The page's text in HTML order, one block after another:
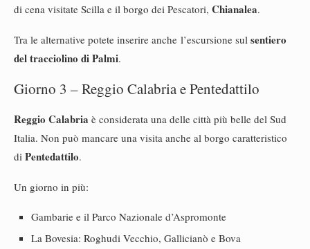
di cena visitate Scilla e il borgo dei Pescatori, Chianalea.
Tra le alternative potete inserire anche l’escursione sul sentiero
del tracciolino di Palmi.
Giorno 3 – Reggio Calabria e Pentedattilo
Reggio Calabria è considerata una delle città più belle del Sud
Italia. Non può mancare una visita anche al borgo caratteristico
di Pentedattilo.
Un giorno in più:
Gambarie e il Parco Nazionale d’Aspromonte
La Bovesia: Roghudi Vecchio, Gallicianò e Bova